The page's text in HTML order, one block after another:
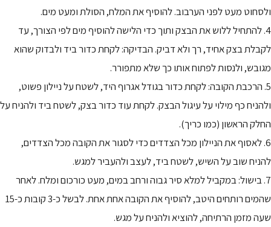
ולסחוט מעט לפני הערבוב. להוסיף את המלח, הסולת ומעט מים.
4. להתחיל ללוש את הבצק ותוך כדי הלישה להוסיף מים לפי הצורך, עד
לקבלת בצק אחיד, רך ולא דביק. הבדיקה: לקחת כדור ביד ולבדוק שהוא
מגובש, ולנסות לפתוח אותו כך שלא מתפורר.
5. הרכבת הקובה: לקחת כדור בגודל אגרוף היד, לשטח על ניילון פשוט,
ולהניח כף מילוי על עיגול הבצק. לקחת עוד כדור בצק, לשטח ביד ולהניח על
החלק הראשון (כמו כריך).
6. לאסוף את הניילון מכל הצדדים כדי לסגור את הקובה מכל הצדדים,
להניח שוב על השיש, לשטח ביד, לעצב ולהעביר למגש.
7. בישול: במקביל למלא סיר גבוה ורחב במים, מעט כורכום ומלח. לאחר
שהמים רותחים היטב, להוסיף את הקובה אחת אחת. לבשל כ-3 קובות כ-15
שעה מזמן הרתיחה, להוציא ולהניח על מגש.